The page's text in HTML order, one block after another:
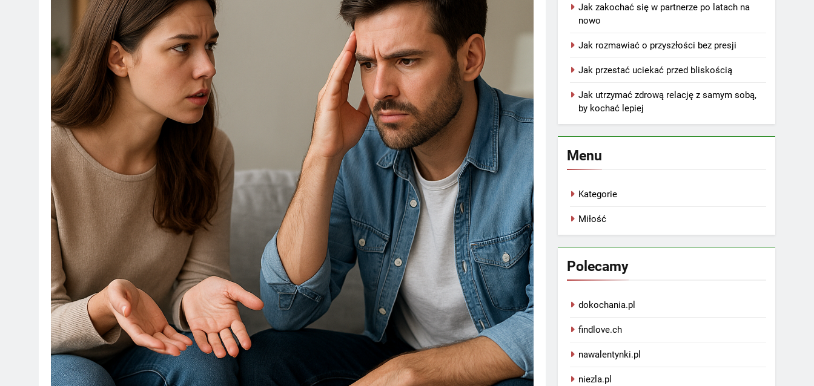
Jak zakochać się w partnerze po latach na
nowo
Jak rozmawiać o przyszłości bez presji
Jak przestać uciekać przed bliskością
Jak utrzymać zdrową relację z samym sobą,
by kochać lepiej
Menu
Kategorie
Miłość
Polecamy
dokochania.pl
findlove.ch
nawalentynki.pl
niezla.pl